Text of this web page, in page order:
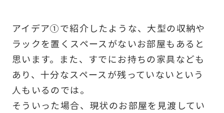
アイデア①で紹介したような、大型の収納や
ラックを置くスペースがないお部屋もあると
思います。また、すでにお持ちの家具なども
あり、十分なスペースが残っていないという
人もいるのでは。
そういった場合、現状のお部屋を見渡してい